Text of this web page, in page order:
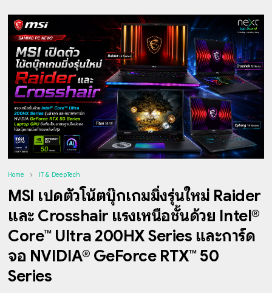
Home IT & DeepTech
MSI เปิดตัวโน้ตบุ๊กเกมมิ่งรุ่นใหม่ Raider
และ Crosshair แรงเหนือชั้นด้วย Intel®
Core™ Ultra 200HX Series และการ์ด
จอ NVIDIA® GeForce RTX™ 50
Series